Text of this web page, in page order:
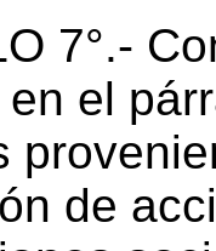
7°.-
el
de